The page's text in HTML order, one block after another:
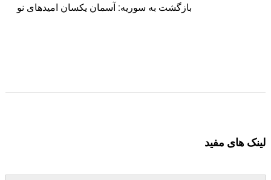
بازگشت به سوریه: آسمان یکسان امیدهای نو
لینک های مفید